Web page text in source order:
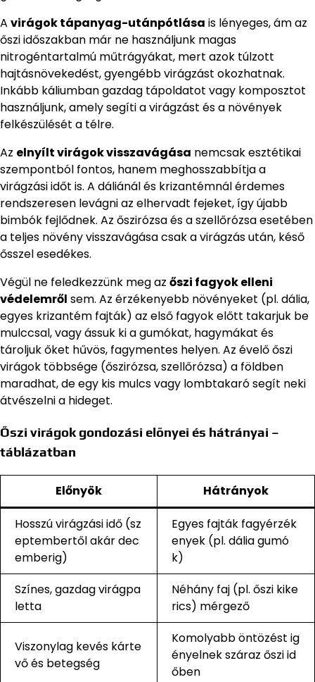
A virágok tápanyag-utánpótlása is lényeges, ám az
őszi időszakban már ne használjunk magas
nitrogéntartalmú műtrágyákat, mert azok túlzott
hajtásnövekedést, gyengébb virágzást okozhatnak.
Inkább káliumban gazdag tápoldatot vagy komposztot
használjunk, amely segíti a virágzást és a növények
felkészülését a télre.
Az elnyílt virágok visszavágása nemcsak esztétikai
szempontból fontos, hanem meghosszabbítja a
virágzási időt is. A dáliánál és krizantémnál érdemes
rendszeresen levágni az elhervadt fejeket, így újabb
bimbók fejlődnek. Az őszirózsa és a szellőrózsa esetében
a teljes növény visszavágása csak a virágzás után, késő
ősszel esedékes.
Végül ne feledkezzünk meg az őszi fagyok elleni
védelemről sem. Az érzékenyebb növényeket (pl. dália,
egyes krizantém fajták) az első fagyok előtt takarjuk be
mulccsal, vagy ássuk ki a gumókat, hagymákat és
tároljuk őket hűvös, fagymentes helyen. Az évelő őszi
virágok többsége (őszirózsa, szellőrózsa) a földben
maradhat, de egy kis mulcs vagy lombtakaró segít neki
átvészelni a hideget.
Őszi virágok gondozási előnyei és hátrányai –
táblázatban
Előnyök Hátrányok
Hosszú virágzási idő (sz
eptembertől akár dec
emberig)
Egyes fajták fagyérzék
enyek (pl. dália gumó
k)
Színes, gazdag virágpa
letta
Néhány faj (pl. őszi kike
rics) mérgező
Viszonylag kevés kárte
vő és betegség
Komolyabb öntözést ig
ényelnek száraz őszi id
őben